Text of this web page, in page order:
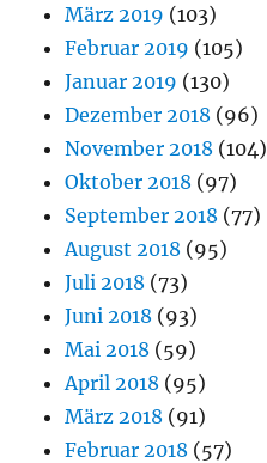
März 2019 (103)
Februar 2019 (105)
Januar 2019 (130)
Dezember 2018 (96)
November 2018 (104)
Oktober 2018 (97)
September 2018 (77)
August 2018 (95)
Juli 2018 (73)
Juni 2018 (93)
Mai 2018 (59)
April 2018 (95)
März 2018 (91)
Februar 2018 (57)